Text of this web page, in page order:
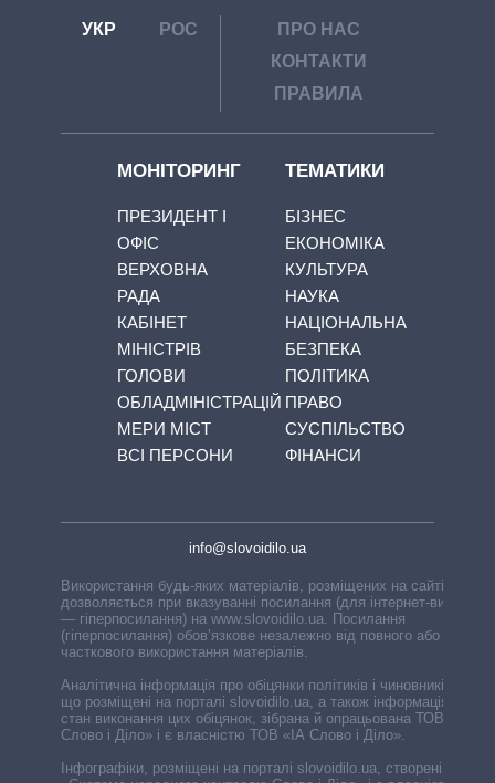
УКР РОС
ПРО НАС
КОНТАКТИ
ПРАВИЛА
МОНІТОРИНГ
ПРЕЗИДЕНТ І
ОФІС
ВЕРХОВНА
РАДА
КАБІНЕТ
МІНІСТРІВ
ГОЛОВИ
ОБЛАДМІНІСТРАЦІЙ
МЕРИ МІСТ
ВСІ ПЕРСОНИ
ТЕМАТИКИ
БІЗНЕС
ЕКОНОМІКА
КУЛЬТУРА
НАУКА
НАЦІОНАЛЬНА
БЕЗПЕКА
ПОЛІТИКА
ПРАВО
СУСПІЛЬСТВО
ФІНАНСИ
info@slovoidilo.ua
Використання будь-яких матеріалів, розміщених на сайті,
дозволяється при вказуванні посилання (для інтернет-видань
— гіперпосилання) на www.slovoidilo.ua. Посилання
(гіперпосилання) обов’язкове незалежно від повного або
часткового використання матеріалів.
Аналітична інформація про обіцянки політиків і чиновників,
що розміщені на порталі slovoidilo.ua, а також інформація про
стан виконання цих обіцянок, зібрана й опрацьована ТОВ «ІА
Слово і Діло» і є власністю ТОВ «ІА Слово і Діло».
Інфографіки, розміщені на порталі slovoidilo.ua, створені ГО